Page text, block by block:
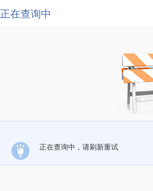
正在查询中
正在查询中，请刷新重试